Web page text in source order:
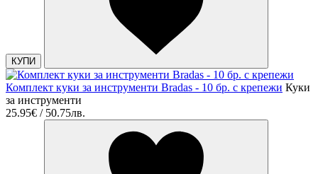
КУПИ
Комплект куки за инструменти Bradas - 10 бр. с крепежи Куки
за инструменти
25.95€ / 50.75лв.